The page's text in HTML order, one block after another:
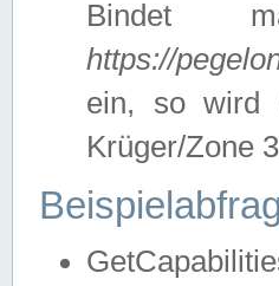
Bindet
https://
ein, so wird
Krüger/Zone